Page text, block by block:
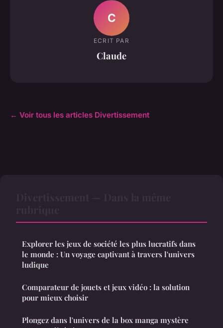
C
ECRIT PAR
Claude
← Voir tous les articles Divertissement
Explorer les jeux de société les plus lucratifs dans
le monde : Un voyage captivant à travers l'univers
ludique
Comparateur de jouets et jeux vidéo : la solution
pour mieux choisir
Plongez dans l'univers de la box manga mystère